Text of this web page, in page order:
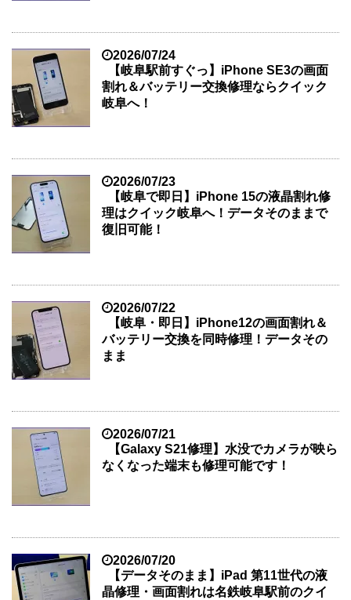
2026/07/24
【岐阜駅前すぐっ】iPhone SE3の画面
割れ＆バッテリー交換修理ならクイック
岐阜へ！
2026/07/23
【岐阜で即日】iPhone 15の液晶割れ修
理はクイック岐阜へ！データそのままで
復旧可能！
2026/07/22
【岐阜・即日】iPhone12の画面割れ＆
バッテリー交換を同時修理！データその
まま
2026/07/21
【Galaxy S21修理】水没でカメラが映ら
なくなった端末も修理可能です！
2026/07/20
【データそのまま】iPad 第11世代の液
晶修理・画面割れは名鉄岐阜駅前のクイ